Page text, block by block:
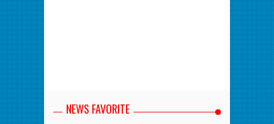
NEWS FAVORITE